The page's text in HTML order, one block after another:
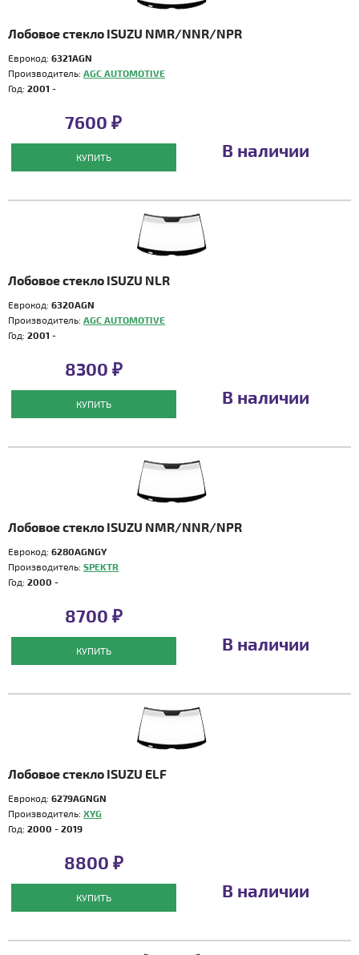
Лобовое стекло ISUZU NMR/NNR/NPR
Еврокод: 6321AGN
Производитель: AGC AUTOMOTIVE
Год: 2001 -
7600 ₽
КУПИТЬ В наличии
Лобовое стекло ISUZU NLR
Еврокод: 6320AGN
Производитель: AGC AUTOMOTIVE
Год: 2001 -
8300 ₽
КУПИТЬ В наличии
Лобовое стекло ISUZU NMR/NNR/NPR
Еврокод: 6280AGNGY
Производитель: SPEKTR
Год: 2000 -
8700 ₽
КУПИТЬ В наличии
Лобовое стекло ISUZU ELF
Еврокод: 6279AGNGN
Производитель: XYG
Год: 2000 - 2019
8800 ₽
КУПИТЬ В наличии